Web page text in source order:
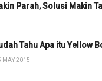
Parah, Solusi Makin
Tahu Apa itu Yellow
MAY 2015